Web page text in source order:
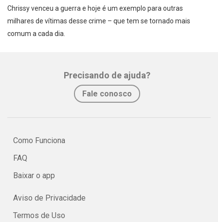
Chrissy venceu a guerra e hoje é um exemplo para outras
milhares de vítimas desse crime – que tem se tornado mais
comum a cada dia.
Precisando de ajuda?
Fale conosco
Como Funciona
FAQ
Baixar o app
Aviso de Privacidade
Termos de Uso